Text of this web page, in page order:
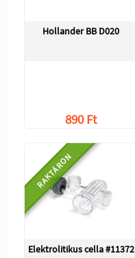
Hollander BB D020
890 Ft
RAKTÁRON
Elektrolitikus cella #11372